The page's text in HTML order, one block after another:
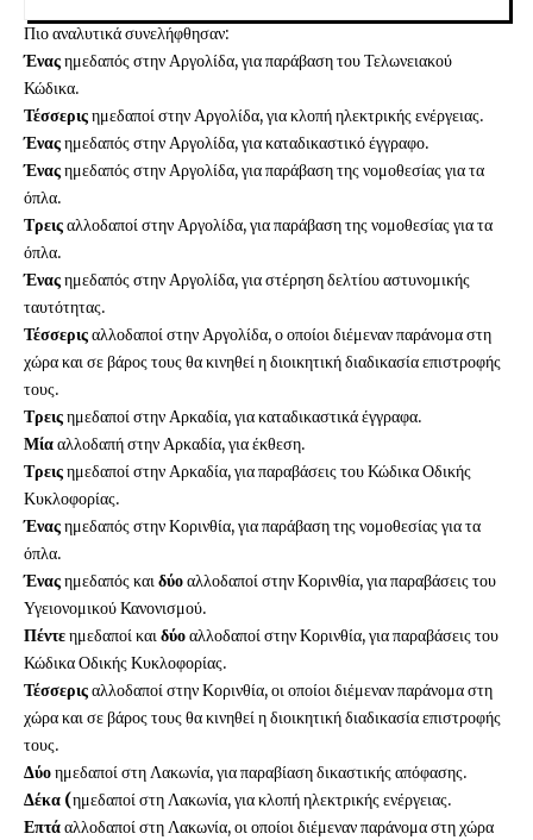
Πιο αναλυτικά συνελήφθησαν:
Έναςημεδαπός στην Αργολίδα, για παράβαση του Τελωνειακού
Κώδικα.
Τέσσεριςημεδαποί στην Αργολίδα, για κλοπή ηλεκτρικής ενέργειας.
Έναςημεδαπός στην Αργολίδα, για καταδικαστικό έγγραφο.
Έναςημεδαπός στην Αργολίδα, για παράβαση της νομοθεσίας για τα
όπλα.
Τρειςαλλοδαποί στην Αργολίδα, για παράβαση της νομοθεσίας για τα
όπλα.
Έναςημεδαπός στην Αργολίδα, για στέρηση δελτίου αστυνομικής
ταυτότητας.
Τέσσεριςαλλοδαποί στην Αργολίδα, ο οποίοι διέμεναν παράνομα στη
χώρα και σε βάρος τους θα κινηθεί η διοικητική διαδικασία επιστροφής
τους.
Τρειςημεδαποί στην Αρκαδία, για καταδικαστικά έγγραφα.
Μίααλλοδαπή στην Αρκαδία, για έκθεση.
Τρειςημεδαποί στην Αρκαδία, για παραβάσεις του Κώδικα Οδικής
Κυκλοφορίας.
Έναςημεδαπός στην Κορινθία, για παράβαση της νομοθεσίας για τα
όπλα.
Έναςημεδαπός καιδύοαλλοδαποί στην Κορινθία, για παραβάσεις του
Υγειονομικού Κανονισμού.
Πέντεημεδαποί καιδύοαλλοδαποί στην Κορινθία, για παραβάσεις του
Κώδικα Οδικής Κυκλοφορίας.
Τέσσεριςαλλοδαποί στην Κορινθία, οι οποίοι διέμεναν παράνομα στη
χώρα και σε βάρος τους θα κινηθεί η διοικητική διαδικασία επιστροφής
τους.
Δύοημεδαποί στη Λακωνία, για παραβίαση δικαστικής απόφασης.
Δέκα (ημεδαποί στη Λακωνία, για κλοπή ηλεκτρικής ενέργειας.
Επτάαλλοδαποί στη Λακωνία, οι οποίοι διέμεναν παράνομα στη χώρα